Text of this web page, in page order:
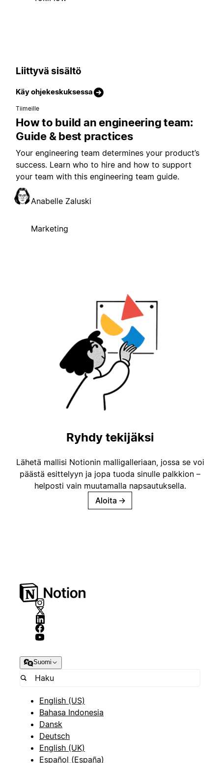
Liittyvä sisältö
Käy ohjekeskuksessa
Tiimeille
How to build an engineering team:
Guide & best practices
Your engineering team determines your product’s
success. Learn who to hire and how to support
your team with this engineering team guide.
Anabelle Zaluski
Marketing
Ryhdy tekijäksi
Lähetä mallisi Notionin malligalleriaan, jossa se voi
päästä esittelyyn ja jopa tuoda sinulle palkkion –
helposti vain muutamalla napsautuksella.
Aloita →
Suomi
English (US)
Bahasa Indonesia
Dansk
Deutsch
English (UK)
Español (España)